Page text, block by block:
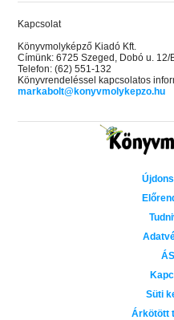
Kapcsolat
Könyvmolyképző Kiadó Kft.
Címünk: 6725 Szeged, Dobó u. 12/
Telefon: (62) 551-132
Könyvrendeléssel kapcsolatos
markabolt@konyvmolykepzo.hu
Süti
Árkötött